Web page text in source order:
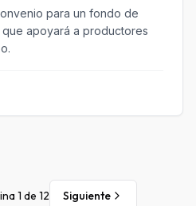
para un fondo de
apoyará a productores
1 de 12 Siguiente